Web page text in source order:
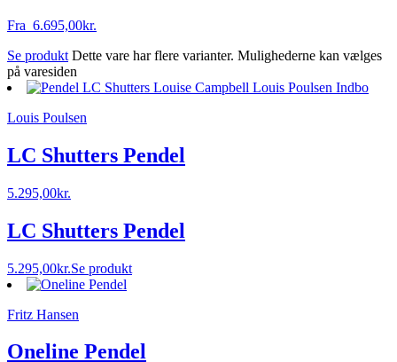
Fra 6.695,00kr.
Se produkt Dette vare har flere varianter. Mulighederne kan vælges
på varesiden
Louis Poulsen
LC Shutters Pendel
5.295,00kr.
LC Shutters Pendel
5.295,00kr.Se produkt
Fritz Hansen
Oneline Pendel